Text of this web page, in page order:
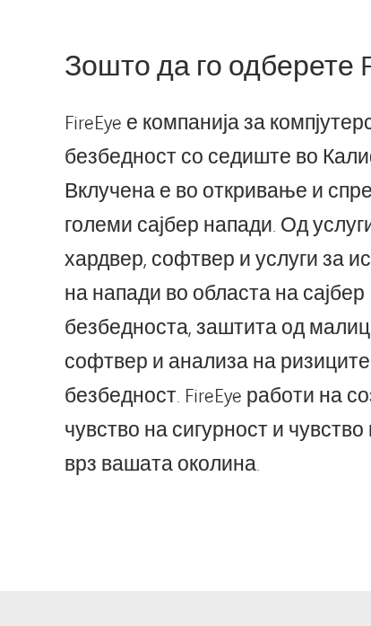
Зошто да го одберете
FireEye е компанија за
безбедност со седиште во
Вклучена е во откривање и
големи сајбер напади. Од
хардвер, софтвер и услуги за
на напади во областа на сајбер
безбедноста, заштита од
софтвер и анализа на ризиците
безбедност. FireEye работи на
чувство на сигурност и
врз вашата околина.